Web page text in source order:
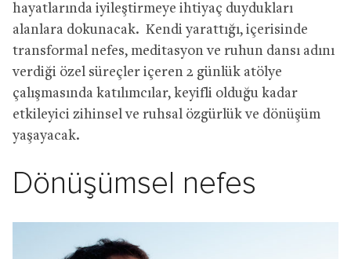
hayatlarında iyileştirmeye ihtiyaç duydukları
alanlara dokunacak. Kendi yarattığı, içerisinde
transformal nefes, meditasyon ve ruhun dansı adını
verdiği özel süreçler içeren 2 günlük atölye
çalışmasında katılımcılar, keyifli olduğu kadar
etkileyici zihinsel ve ruhsal özgürlük ve dönüşüm
yaşayacak.
Dönüşümsel nefes